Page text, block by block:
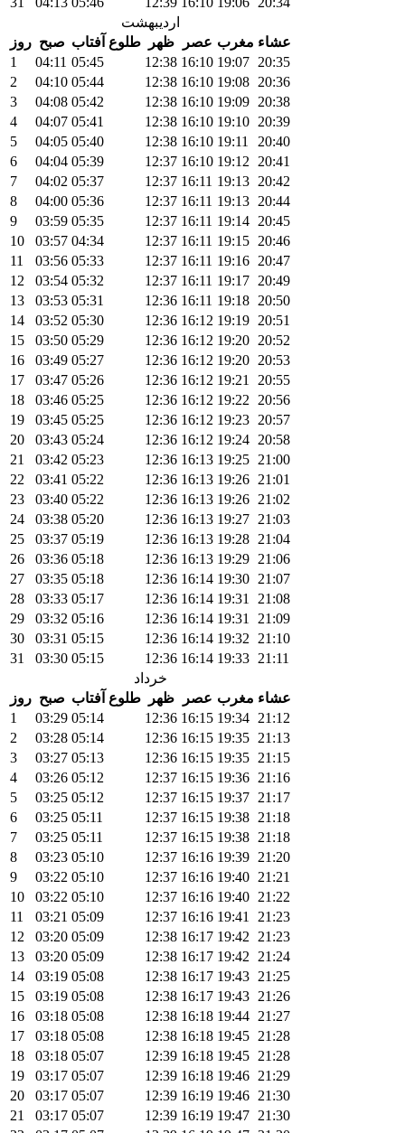
اردیبهشت
روز صبح طلوع آفتاب ظهر عصر مغرب عشاء
1
04:11 05:45 12:38 16:10 19:07 20:35
2
04:10 05:44 12:38 16:10 19:08 20:36
3
04:08 05:42 12:38 16:10 19:09 20:38
4
04:07 05:41 12:38 16:10 19:10 20:39
5
04:05 05:40 12:38 16:10 19:11
20:40
6
04:04 05:39 12:37 16:10 19:12
20:41
7
04:02 05:37 12:37 16:11 19:13 20:42
8
04:00 05:36 12:37 16:11 19:13 20:44
9
03:59 05:35 12:37 16:11 19:14 20:45
10
03:57 04:34 12:37 16:11 19:15 20:46
11
03:56 05:33 12:37 16:11 19:16 20:47
12
03:54 05:32 12:37 16:11 19:17 20:49
13
03:53 05:31 12:36 16:11 19:18 20:50
14
03:52 05:30 12:36 16:12 19:19 20:51
15
03:50 05:29 12:36 16:12 19:20 20:52
16
03:49 05:27 12:36 16:12 19:20 20:53
17
03:47 05:26 12:36 16:12 19:21
20:55
18
03:46 05:25 12:36 16:12 19:22
20:56
19
03:45 05:25 12:36 16:12 19:23 20:57
20
03:43 05:24 12:36 16:12 19:24 20:58
21
03:42 05:23 12:36 16:13 19:25 21:00
22
03:41 05:22 12:36 16:13 19:26 21:01
23
03:40 05:22 12:36 16:13 19:26 21:02
24
03:38 05:20 12:36 16:13 19:27 21:03
25
03:37 05:19 12:36 16:13 19:28 21:04
26
03:36 05:18 12:36 16:13 19:29 21:06
27
03:35 05:18 12:36 16:14 19:30 21:07
28
03:33 05:17 12:36 16:14 19:31
21:08
29
03:32 05:16 12:36 16:14 19:31
21:09
30
03:31 05:15 12:36 16:14 19:32
21:10
31
03:30 05:15 12:36 16:14 19:33 21:11
خرداد
روز صبح طلوع آفتاب ظهر عصر مغرب عشاء
1
03:29 05:14 12:36 16:15 19:34 21:12
2
03:28 05:14 12:36 16:15 19:35 21:13
3
03:27 05:13 12:36 16:15 19:35 21:15
4
03:26 05:12 12:37 16:15 19:36 21:16
5
03:25 05:12 12:37 16:15 19:37 21:17
6
03:25 05:11 12:37 16:15 19:38 21:18
7
03:25 05:11 12:37 16:15 19:38 21:18
8
03:23 05:10 12:37 16:16 19:39 21:20
9
03:22 05:10 12:37 16:16 19:40 21:21
10
03:22 05:10 12:37 16:16 19:40 21:22
11
03:21 05:09 12:37 16:16 19:41
21:23
12
03:20 05:09 12:38 16:17 19:42
21:23
13
03:20 05:09 12:38 16:17 19:42
21:24
14
03:19 05:08 12:38 16:17 19:43 21:25
15
03:19 05:08 12:38 16:17 19:43 21:26
16
03:18 05:08 12:38 16:18 19:44 21:27
17
03:18 05:08 12:38 16:18 19:45 21:28
18
03:18 05:07 12:39 16:18 19:45 21:28
19
03:17 05:07 12:39 16:18 19:46 21:29
20
03:17 05:07 12:39 16:19 19:46 21:30
21
03:17 05:07 12:39 16:19 19:47 21:30